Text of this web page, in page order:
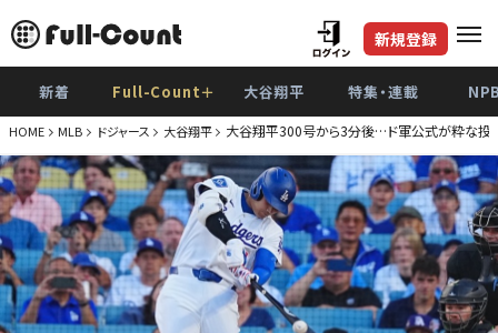
新規登録
新着 Full-Count＋ 大谷翔平 特集・連載
HOME MLB ドジャース 大谷翔平 大谷翔平300号から3分後…ド軍公式が粋な投